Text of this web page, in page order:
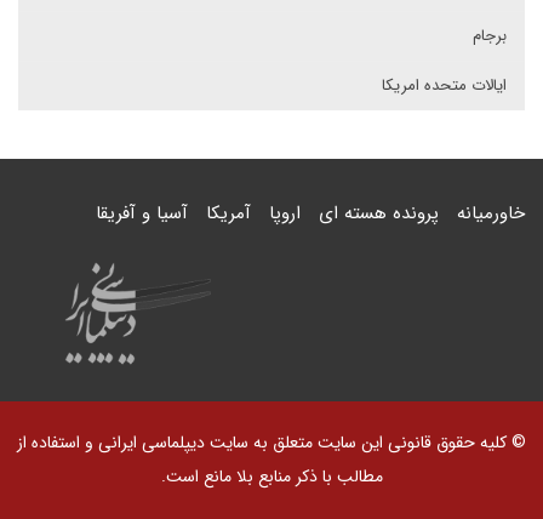
برجام
ایالات متحده امریکا
خاورمیانه پرونده هسته ای اروپا آمریکا آسیا و آفریقا
© کلیه حقوق قانونی این سایت متعلق به سایت دیپلماسی ایرانی و استفاده از
مطالب با ذکر منابع بلا مانع است.